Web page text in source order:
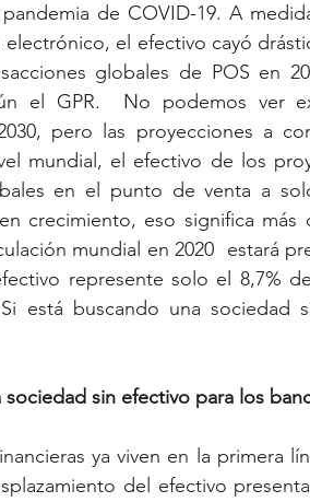
de COVID-19. A
electrónico, el efectivo cayó
globales de POS en
el GPR.  No podemos ver
pero las proyecciones a
mundial, el efectivo de los
en el punto de venta a
crecimiento, eso significa
mundial en 2020  estará
represente solo el 8,7%
está buscando una sociedad
sociedad sin efectivo para los
ya viven en la primera
del efectivo